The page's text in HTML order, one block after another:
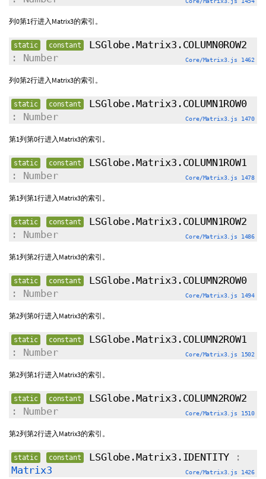
列0第1行进入Matrix3的索引。
static constant LSGlobe.Matrix3.COLUMN0ROW2
: Number
Core/Matrix3.js 1462
列0第2行进入Matrix3的索引。
static constant LSGlobe.Matrix3.COLUMN1ROW0
: Number
Core/Matrix3.js 1470
第1列第0行进入Matrix3的索引。
static constant LSGlobe.Matrix3.COLUMN1ROW1
: Number
Core/Matrix3.js 1478
第1列第1行进入Matrix3的索引。
static constant LSGlobe.Matrix3.COLUMN1ROW2
: Number
Core/Matrix3.js 1486
第1列第2行进入Matrix3的索引。
static constant LSGlobe.Matrix3.COLUMN2ROW0
: Number
Core/Matrix3.js 1494
第2列第0行进入Matrix3的索引。
static constant LSGlobe.Matrix3.COLUMN2ROW1
: Number
Core/Matrix3.js 1502
第2列第1行进入Matrix3的索引。
static constant LSGlobe.Matrix3.COLUMN2ROW2
: Number
Core/Matrix3.js 1510
第2列第2行进入Matrix3的索引。
static constant LSGlobe.Matrix3.IDENTITY
:
Matrix3
Core/Matrix3.js 1426